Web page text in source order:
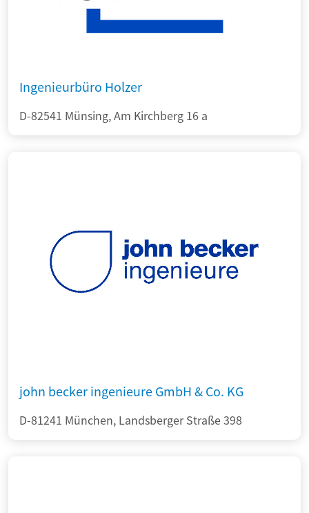
Ingenieurbüro Holzer
D-82541 Münsing, Am Kirchberg 16 a
john becker ingenieure GmbH & Co. KG
D-81241 München, Landsberger Straße 398